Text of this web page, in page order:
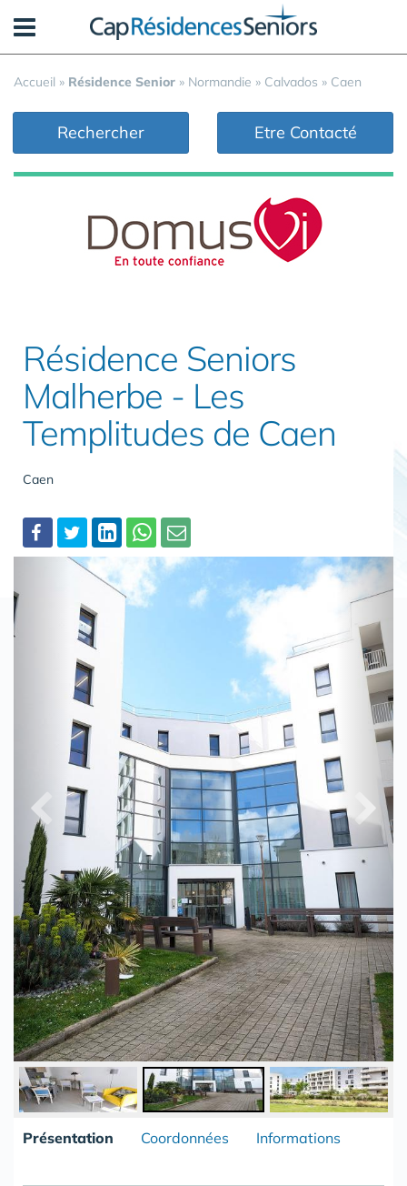
Accueil » Résidence Senior » Normandie » Calvados » Caen
Rechercher Etre Contacté
Résidence Seniors
Malherbe - Les
Templitudes de Caen
Caen
Partager
Présentation Coordonnées Informations